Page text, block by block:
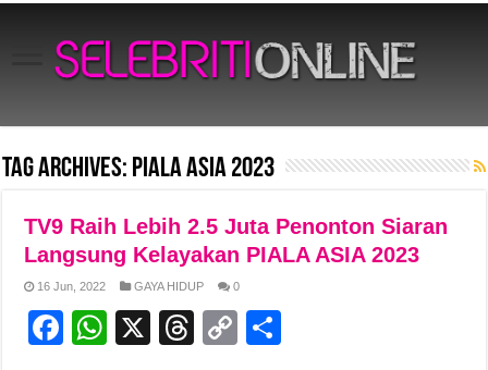
Tag Archives: Piala Asia 2023
TV9 Raih Lebih 2.5 Juta Penonton Siaran
Langsung Kelayakan PIALA ASIA 2023
16 Jun, 2022 GAYA HIDUP 0
F
W
X
T
C